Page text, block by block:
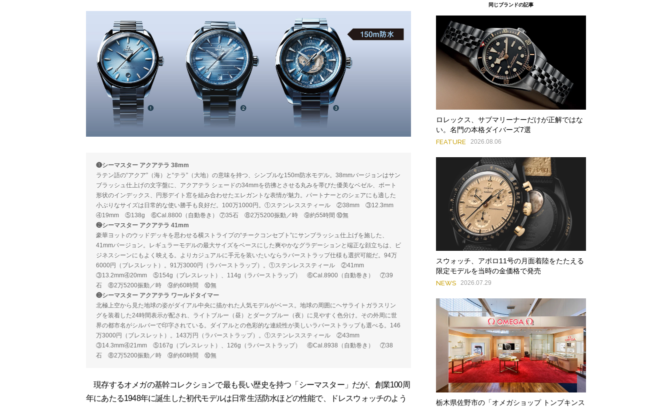
❶シーマスター アクアテラ 38mm
ラテン語の“アクア”（海）と“テラ”（大地）の意味を持つ、シンプルな150m防水モデル。38mmバージョンはサン
ブラッシュ仕上げの文字盤に、アクアテラ シェードの34mmを彷彿とさせる丸みを帯びた優美なベゼル、ボート
形状のインデックス、円形デイト窓を組み合わせたエレガントな表情が魅力。パートナーとのシェアにも適した
小ぶりなサイズは日常的な使い勝手も良好だ。100万1000円。①ステンレススティール ②38mm ③12.3mm
④19mm ⑤138g ⑥Cal.8800（自動巻き） ⑦35石 ⑧2万5200振動／時 ⑨約55時間 ⑩無
❷シーマスター アクアテラ 41mm
豪華ヨットのウッドデッキを思わせる横ストライプの“チークコンセプト”にサンブラッシュ仕上げを施した、
41mmバージョン。レギュラーモデルの最大サイズをベースにした爽やかなグラデーションと端正な顔立ちは、ビ
ジネスシーンにもよく映える。よりカジュアルに手元を装いたいならラバーストラップ仕様も選択可能だ。94万
6000円（ブレスレット）。91万3000円（ラバーストラップ）。①ステンレススティール ②41mm
③13.2mm④20mm ⑤154g（ブレスレット）、114g（ラバーストラップ） ⑥Cal.8900（自動巻き） ⑦39
石 ⑧2万5200振動／時 ⑨約60時間 ⑩無
❸シーマスター アクアテラ ワールドタイマー
北極上空から見た地球の姿がダイアル中央に描かれた人気モデルがベース。地球の周囲にヘサライトガラスリン
グを装着した24時間表示が配され、ライトブルー（昼）とダークブルー（夜）に見やすく色分け。その外周に世
界の都市名がシルバーで印字されている。ダイアルとの色彩的な連続性が美しいラバーストラップも選べる。146
万3000円（ブレスレット）。143万円（ラバーストラップ）。①ステンレススティール ②43mm
③14.3mm④21mm ⑤167g（ブレスレット）、126g（ラバーストラップ） ⑥Cal.8938（自動巻き） ⑦38
石 ⑧2万5200振動／時 ⑨約60時間 ⑩無
現存するオメガの基幹コレクションで最も長い歴史を持つ「シーマスター」だが、創業100周
年にあたる1948年に誕生した初代モデルは日常生活防水ほどの性能で、ドレスウォッチのよう
同じブランドの記事
ロレックス、サブマリーナーだけが正解ではな
い。名門の本格ダイバーズ7選
FEATURE 2026.08.06
スウォッチ、アポロ11号の月面着陸をたたえる
限定モデルを当時の金価格で発売
NEWS 2026.07.29
栃木県佐野市の「オメガショップ トンプキンス